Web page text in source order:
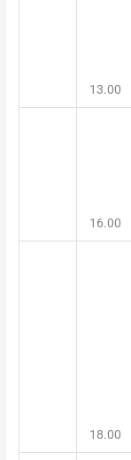
13.00
16.00
18.00